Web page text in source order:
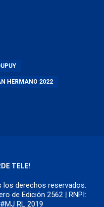
HERMANO 2022
TELE!
derechos reservados.
de Edición 2562 | RNPI:
RL 2019